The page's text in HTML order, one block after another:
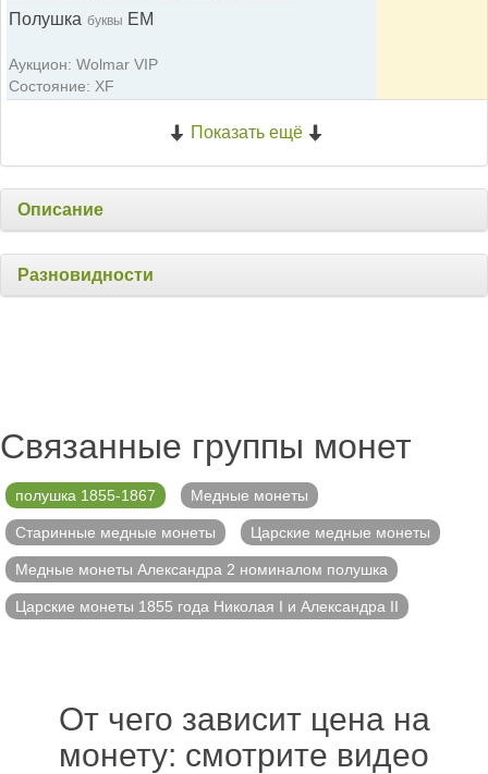
Полушка буквы ЕМ
Аукцион: Wolmar VIP
Состояние: XF
Показать ещё
Описание
Разновидности
Связанные группы монет
полушка 1855-1867 Медные монеты
Старинные медные монеты Царские медные монеты
Медные монеты Александра 2 номиналом полушка
Царские монеты 1855 года Николая I и Александра II
От чего зависит цена на
монету: смотрите видео